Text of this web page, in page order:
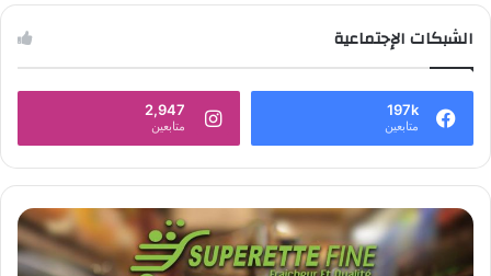
الشبكات الإجتماعية
197k
متابعين
2,947
متابعين